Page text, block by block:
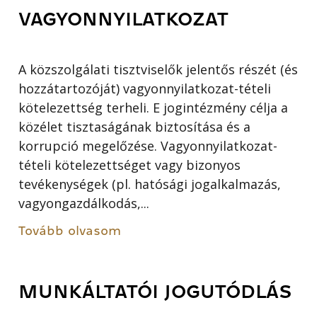
VAGYONNYILATKOZAT
A közszolgálati tisztviselők jelentős részét (és
hozzátartozóját) vagyonnyilatkozat-tételi
kötelezettség terheli. E jogintézmény célja a
közélet tisztaságának biztosítása és a
korrupció megelőzése. Vagyonnyilatkozat-
tételi kötelezettséget vagy bizonyos
tevékenységek (pl. hatósági jogalkalmazás,
vagyongazdálkodás,...
Tovább olvasom
MUNKÁLTATÓI JOGUTÓDLÁS